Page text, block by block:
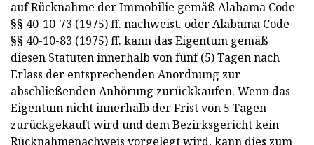
auf Rücknahme der Immobilie gemäß Alabama Code
§§ 40-10-73 (1975) ff. nachweist. oder Alabama Code
§§ 40-10-83 (1975) ff. kann das Eigentum gemäß
diesen Statuten innerhalb von fünf (5) Tagen nach
Erlass der entsprechenden Anordnung zur
abschließenden Anhörung zurückkaufen. Wenn das
Eigentum nicht innerhalb der Frist von 5 Tagen
zurückgekauft wird und dem Bezirksgericht kein
Rücknahmenachweis vorgelegt wird, kann dies zum